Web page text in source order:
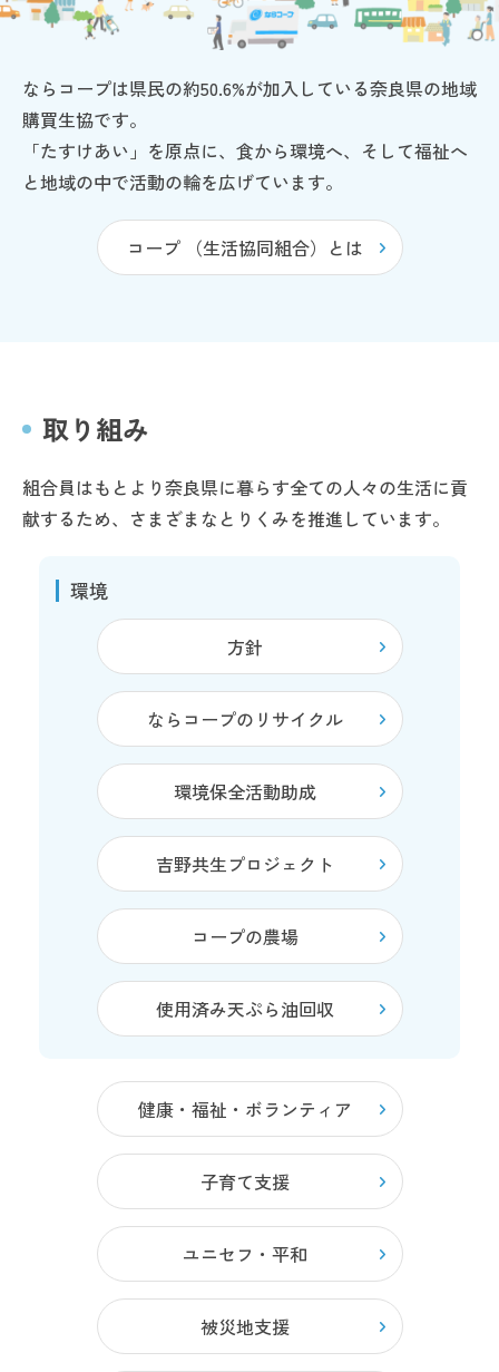
ならコープは県民の約50.6%が加入している奈良県の地域
購買生協です。
「たすけあい」を原点に、食から環境へ、そして福祉へ
と地域の中で活動の輪を広げています。
コープ （生活協同組合）とは
取り組み
組合員はもとより奈良県に暮らす全ての人々の生活に貢
献するため、さまざまなとりくみを推進しています。
環境
方針
ならコープのリサイクル
環境保全活動助成
吉野共生プロジェクト
コープの農場
使用済み天ぷら油回収
健康・福祉・ボランティア
子育て支援
ユニセフ・平和
被災地支援